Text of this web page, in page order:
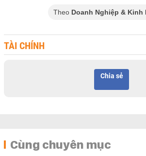
Theo Doanh Nghiệp & Kinh
TÀI CHÍNH
Chia sẻ
Cùng chuyên mục